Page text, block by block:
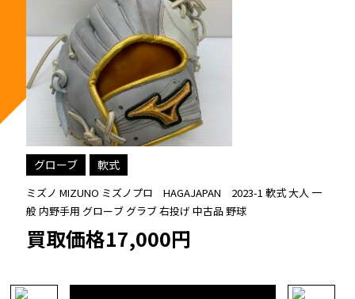
グローブ 軟式
ミズノ MIZUNO ミズノプロ HAGAJAPAN 2023-1 軟式 大人 一
般 内野手用 グローブ グラブ 右投げ 中古品 野球
買取価格17,000円